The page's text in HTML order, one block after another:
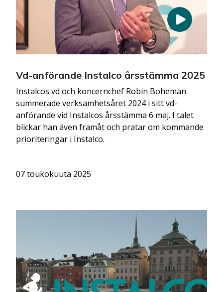
Vd-anförande Instalco årsstämma 2025
Instalcos vd och koncernchef Robin Boheman
summerade verksamhetsåret 2024 i sitt vd-
anförande vid Instalcos årsstämma 6 maj. I talet
blickar han även framåt och pratar om kommande
prioriteringar i Instalco.
07 toukokuuta 2025